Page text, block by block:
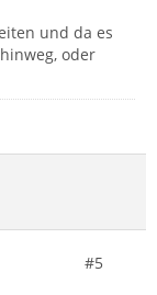
und da es
oder
#5